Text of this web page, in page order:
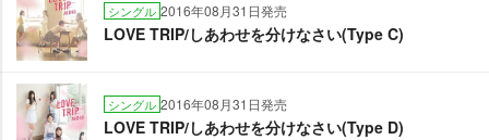
シングル 2016年08月31日発売
LOVE TRIP/しあわせを分けなさい(Type C)
シングル 2016年08月31日発売
LOVE TRIP/しあわせを分けなさい(Type D)